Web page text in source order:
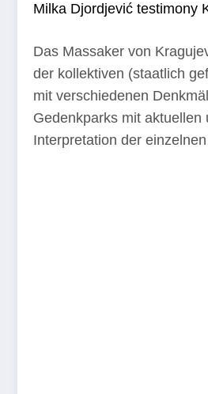
Milka Djordjević testimony
Das Massaker von
der kollektiven (staatlich
mit verschiedenen
Gedenkparks mit
Interpretation der